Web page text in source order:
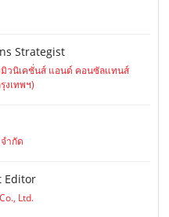
Strategist
วนิเคชั่นส์ แอนด์ คอนซัลแทนส์
งเทพฯ)
ำกัด
Editor
Ltd.